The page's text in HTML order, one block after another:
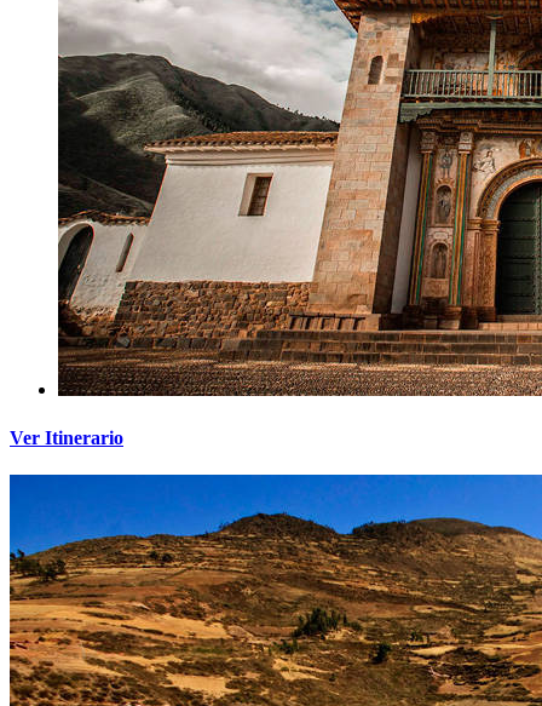
Ver Itinerario